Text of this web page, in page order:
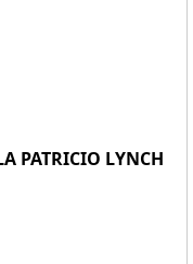
PATRICIO LYNCH